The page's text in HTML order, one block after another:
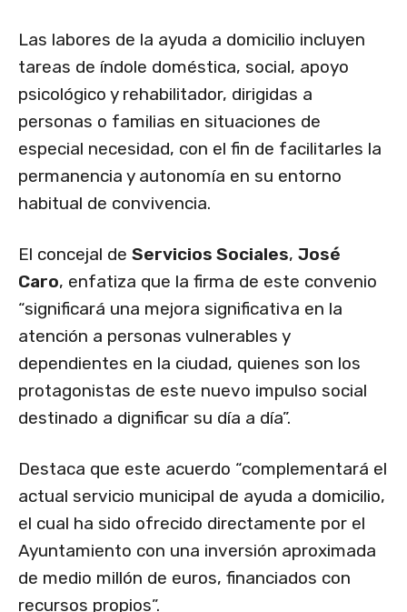
Las labores de la ayuda a domicilio incluyen
tareas de índole doméstica, social, apoyo
psicológico y rehabilitador, dirigidas a
personas o familias en situaciones de
especial necesidad, con el fin de facilitarles la
permanencia y autonomía en su entorno
habitual de convivencia.
El concejal de Servicios Sociales, José
Caro, enfatiza que la firma de este convenio
“significará una mejora significativa en la
atención a personas vulnerables y
dependientes en la ciudad, quienes son los
protagonistas de este nuevo impulso social
destinado a dignificar su día a día”.
Destaca que este acuerdo “complementará el
actual servicio municipal de ayuda a domicilio,
el cual ha sido ofrecido directamente por el
Ayuntamiento con una inversión aproximada
de medio millón de euros, financiados con
recursos propios”.